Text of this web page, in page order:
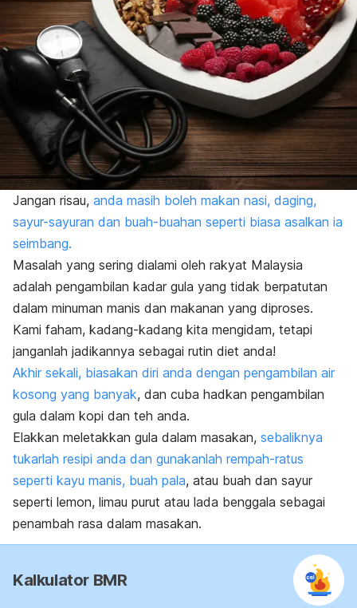
Jangan risau, anda masih boleh makan nasi, daging,
sayur-sayuran dan buah-buahan seperti biasa asalkan ia
seimbang.
Masalah yang sering dialami oleh rakyat Malaysia
adalah pengambilan kadar gula yang tidak berpatutan
dalam minuman manis dan makanan yang diproses.
Kami faham, kadang-kadang kita mengidam, tetapi
janganlah jadikannya sebagai rutin diet anda!
Akhir sekali, biasakan diri anda dengan pengambilan air
kosong yang banyak, dan cuba hadkan pengambilan
gula dalam kopi dan teh anda.
Elakkan meletakkan gula dalam masakan, sebaliknya
tukarlah resipi anda dan gunakanlah rempah-ratus
seperti kayu manis, buah pala, atau buah dan sayur
seperti lemon, limau purut atau lada benggala sebagai
penambah rasa dalam masakan.
Kalkulator BMR